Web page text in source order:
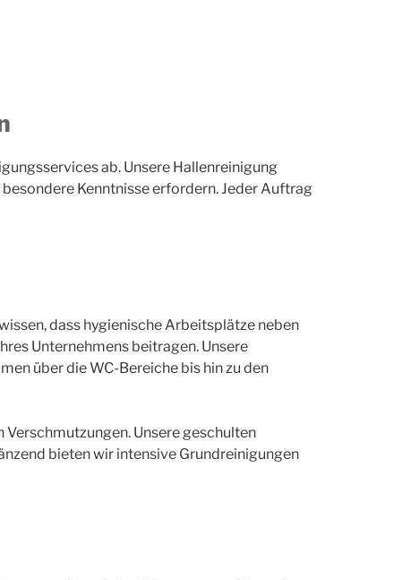
ab. Unsere Hallenreinigung
Kenntnisse erfordern. Jeder Auftrag
dass hygienische Arbeitsplätze neben
Unternehmens beitragen. Unsere
über die WC-Bereiche bis hin zu den
Unsere geschulten
bieten wir intensive Grundreinigungen